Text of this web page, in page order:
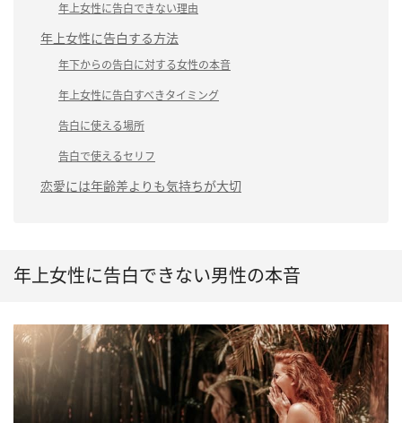
年上女性に告白できない理由
年上女性に告白する方法
年下からの告白に対する女性の本音
年上女性に告白すべきタイミング
告白に使える場所
告白で使えるセリフ
恋愛には年齢差よりも気持ちが大切
年上女性に告白できない男性の本音